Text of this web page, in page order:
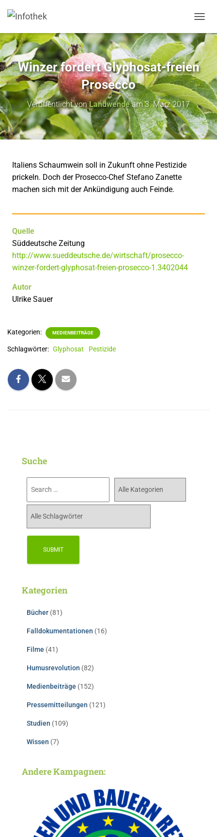
A
V
I
G
A
T
I
O
N
U
M
S
Winzer fordert Glyphosat-freien
Prosecco
Veröffentlicht vonLandwendeam3. März 2017
Italiens Schaumwein soll in Zukunft ohne Pestizide
prickeln. Doch der Prosecco-Chef Stefano Zanette
machen sich mit der Ankündigung auch Feinde.
Quelle
Süddeutsche Zeitung
http://www.sueddeutsche.de/wirtschaft/prosecco-
winzer-fordert-glyphosat-freien-prosecco-1.3402044
Autor
Ulrike Sauer
Kategorien: MEDIENBEITRÄGE
Schlagwörter: Glyphosat Pestizide
Suche
Kategorien
Bücher (81)
Falldokumentationen (16)
Filme (41)
Humusrevolution (82)
Medienbeiträge (152)
Pressemitteilungen (121)
Studien (109)
Wissen (7)
Andere Kampagnen: